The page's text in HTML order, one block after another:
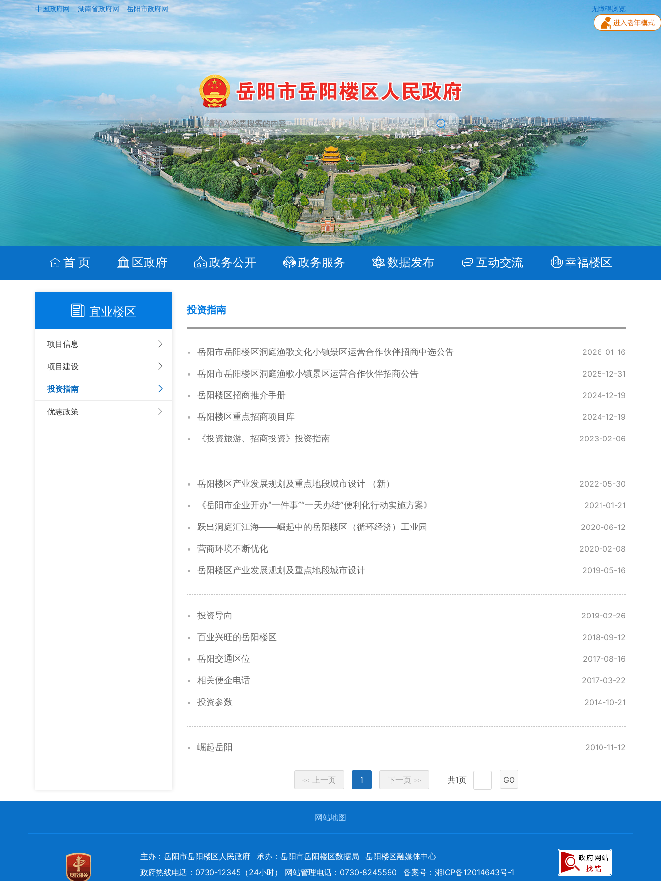
中国政府网 湖南省政府网 岳阳市政府网 无障碍浏览
首 页 区政府 政务公开 政务服务 数据发布 互动交流 幸福楼区
宜业楼区
项目信息
项目建设
投资指南
优惠政策
投资指南
岳阳市岳阳楼区洞庭渔歌文化小镇景区运营合作伙伴招商中选公告 2026-01-16
岳阳市岳阳楼区洞庭渔歌小镇景区运营合作伙伴招商公告 2025-12-31
岳阳楼区招商推介手册 2024-12-19
岳阳楼区重点招商项目库 2024-12-19
《投资旅游、招商投资》投资指南 2023-02-06
岳阳楼区产业发展规划及重点地段城市设计 （新） 2022-05-30
《岳阳市企业开办“一件事”“一天办结”便利化行动实施方案》 2021-01-21
跃出洞庭汇江海——崛起中的岳阳楼区（循环经济）工业园 2020-06-12
营商环境不断优化 2020-02-08
岳阳楼区产业发展规划及重点地段城市设计 2019-05-16
投资导向 2019-02-26
百业兴旺的岳阳楼区 2018-09-12
岳阳交通区位 2017-08-16
相关便企电话 2017-03-22
投资参数 2014-10-21
崛起岳阳 2010-11-12
<< 上一页 1 下一页 >> 共1页 GO
网站地图
主办：岳阳市岳阳楼区人民政府 承办：岳阳市岳阳楼区数据局
岳阳楼区融媒体中心
政府热线电话：0730-12345（24小时） 网站管理电话：0730-8245590
备案号： 湘ICP备12014643号-1